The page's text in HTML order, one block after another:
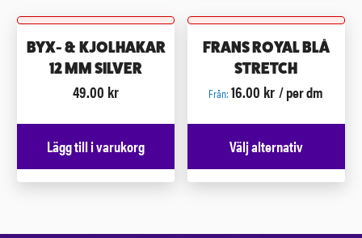
BYX- & KJOLHAKAR
12 MM SILVER
49.00 kr
Lägg till i varukorg
FRANS ROYAL BLÅ
STRETCH
Från:16.00 kr / per dm
Välj alternativ